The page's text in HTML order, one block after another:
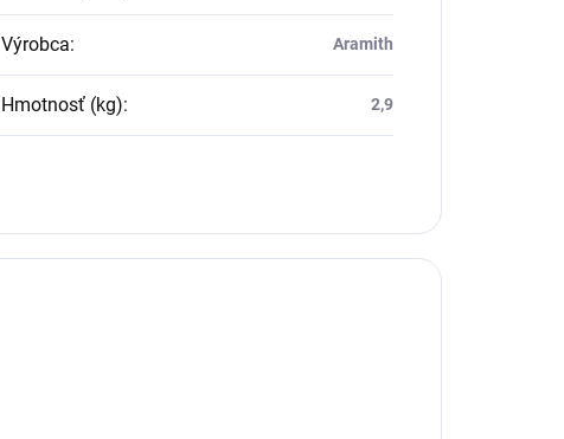
Výrobca: Aramith
Hmotnosť (kg): 2,9